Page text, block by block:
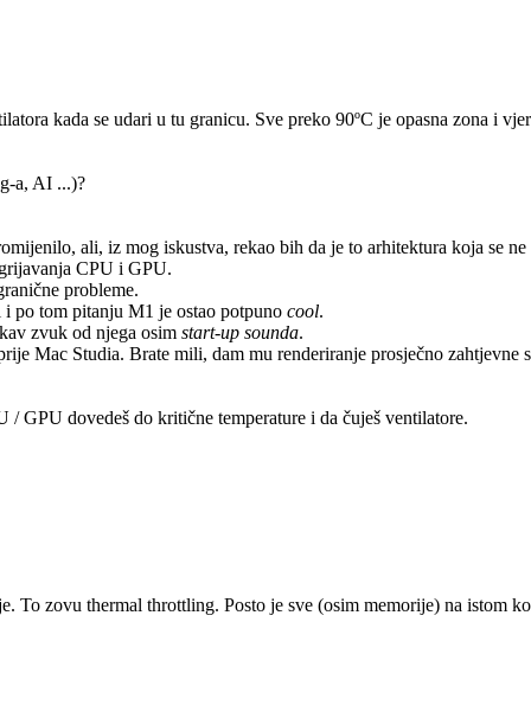
kada se udari u tu granicu. Sve preko 90ºC je opasna zona i
a, AI ...)?
ali, iz mog iskustva, rekao bih da je to arhitektura koja se
CPU i GPU.
probleme.
po tom pitanju M1 je ostao potpuno cool.
zvuk od njega osim start-up sounda.
Mac Studia. Brate mili, dam mu renderiranje prosječno zahtjevne
GPU dovedeš do kritične temperature i da čuješ ventilatore.
zovu thermal throttling. Posto je sve (osim memorije) na istom